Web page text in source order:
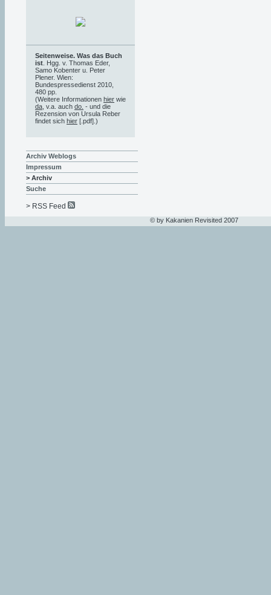
Seitenweise. Was das Buch
ist . Hgg. v. Thomas Eder,
Samo Kobenter u. Peter
Plener. Wien:
Bundespressedienst 2010,
480 pp.
(Weitere Informationen hier wie
da , v.a. auch do. - und die
Rezension von Ursula Reber
findet sich hier [.pdf].)
Archiv Weblogs
Impressum
> Archiv
Suche
> RSS Feed
© by Kakanien Revisited 2007